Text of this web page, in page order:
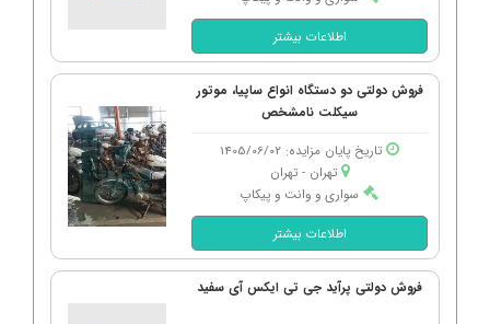
اطلاعات بیشتر
فروش دولتی دو دستگاه انواع ساپیا، موتور
سیکلت نامشخص
تاریخ پایان مزایده: 1405/06/02
تهران - تهران
سواری و وانت و پیکاپ
اطلاعات بیشتر
فروش دولتی پرآید جی تی ایکس آی سفید